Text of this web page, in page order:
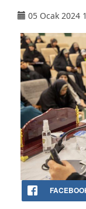
05 Ocak 2024